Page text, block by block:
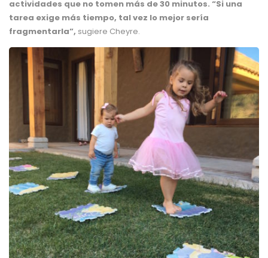
actividades que no tomen más de 30 minutos. “Si una
tarea exige más tiempo, tal vez lo mejor sería
fragmentarla”, sugiere Cheyre.